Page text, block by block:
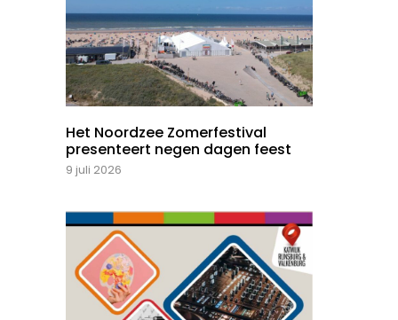
Het Noordzee Zomerfestival
presenteert negen dagen feest
9 juli 2026